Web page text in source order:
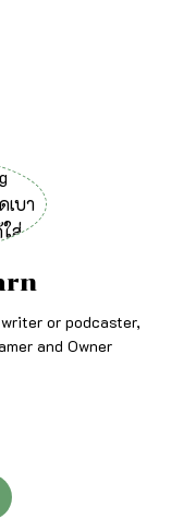
or podcaster,
and Owner